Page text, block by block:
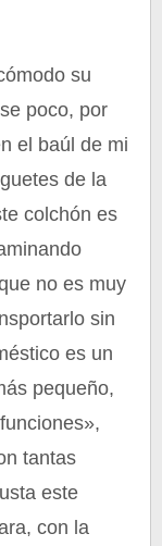
su
poco, por
el baúl de mi
de la
colchón es
no es muy
sin
es un
pequeño,
tantas
este
con la